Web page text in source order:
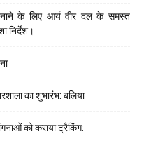
के लिए आर्य वीर दल के समस्त
निर्देश।
का शुभारंभ: बलिया
को कराया ट्रैकिंग: